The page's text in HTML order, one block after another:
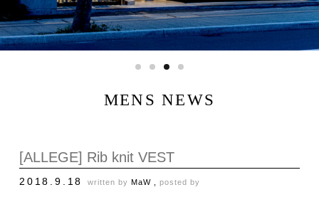
MENS NEWS
[ALLEGE] Rib knit VEST
2018.9.18 written by MaW , posted by